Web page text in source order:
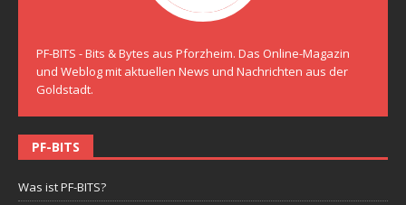
PF-BITS - Bits & Bytes aus Pforzheim. Das Online-Magazin
und Weblog mit aktuellen News und Nachrichten aus der
Goldstadt.
PF-BITS
Was ist PF-BITS?